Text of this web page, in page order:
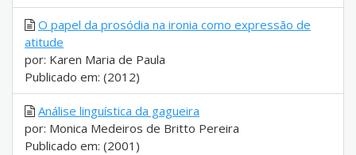
O papel da prosódia na ironia como expressão de
atitude
por: Karen Maria de Paula
Publicado em: (2012)
Análise linguística da gagueira
por: Monica Medeiros de Britto Pereira
Publicado em: (2001)